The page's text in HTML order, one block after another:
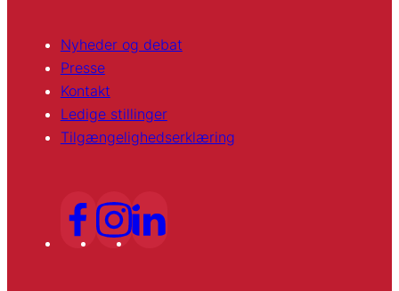
Nyheder og debat
Presse
Kontakt
Ledige stillinger
Tilgængelighedserklæring